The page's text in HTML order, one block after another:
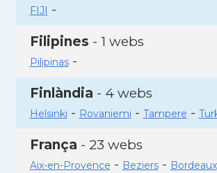
FIJI -
Filipines - 1 webs
Pilipinas-
Finlàndia - 4 webs
Helsinki - Rovaniemi - Tampere -
França - 23 webs
Aix-en-Provence - Beziers- Bordeaux